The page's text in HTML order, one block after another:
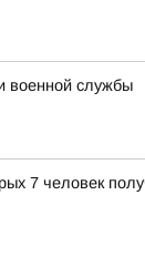
военной службы
7 человек